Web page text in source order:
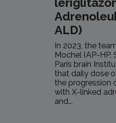
ALD)
In 2023, the
Mochel (AP-HP,
Paris brain
that daily dose
the progression
with X-linked
and...